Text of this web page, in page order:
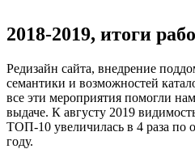
2018-2019, итоги
Редизайн сайта, внедрение
семантики и возможностей
все эти мероприятия помогли
выдаче. К августу 2019
ТОП-10 увеличилась в 4 раза
году.